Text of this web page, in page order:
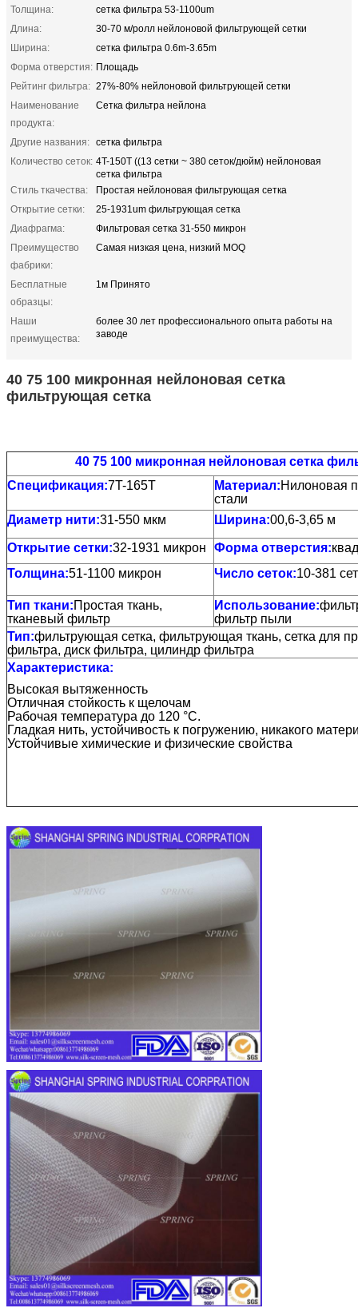
Толщина:
сетка фильтра 53-1100um
Длина:
30-70 м/ролл нейлоновой фильтрующей сетки
Ширина:
сетка фильтра 0.6m-3.65m
Форма отверстия: Площадь
Рейтинг фильтра: 27%-80% нейлоновой фильтрующей сетки
Наименование
продукта:
Сетка фильтра нейлона
Другие названия: сетка фильтра
Количество сеток: 4T-150T ((13 сетки ~ 380 сеток/дюйм) нейлоновая
сетка фильтра
Стиль ткачества:
Простая нейлоновая фильтрующая сетка
Открытие сетки:
25-1931um фильтрующая сетка
Диафрагма:
Фильтровая сетка 31-550 микрон
Преимущество
фабрики:
Самая низкая цена, низкий MOQ
Бесплатные
образцы:
1м Принято
Наши
преимущества:
более 30 лет профессионального опыта работы на
заводе
40 75 100 микронная нейлоновая сетка
фильтрующая сетка
40 75 100 микронная нейлоновая сетка
Спецификация:7T-165T Материал:Нилоновая
стали
Диаметр нити:31-550 мкм Ширина:00,6-3,65 м
Открытие сетки:32-1931 микрон Форма отверстия:
Толщина:51-1100 микрон Число сеток:10-381
Тип ткани:Простая ткань,
тканевый фильтр
Использование:
фильтр пыли
Тип:фильтрующая сетка, фильтрующая ткань, сетка для
фильтра, диск фильтра, цилиндр фильтра
Характеристика:
Высокая вытяженность
Отличная стойкость к щелочам
Рабочая температура до 120 °C.
Гладкая нить, устойчивость к погружению, никакого
Устойчивые химические и физические свойства